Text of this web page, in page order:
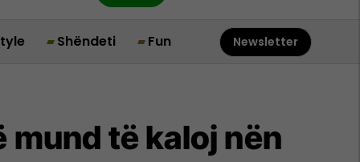
Shëndeti Fun Newsletter
mund të kaloj nën